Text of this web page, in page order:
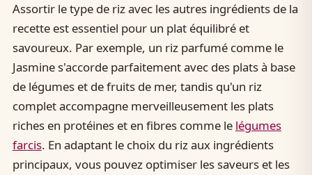
Assortir le type de riz avec les autres ingrédients de la
recette est essentiel pour un plat équilibré et
savoureux. Par exemple, un riz parfumé comme le
Jasmine s'accorde parfaitement avec des plats à base
de légumes et de fruits de mer, tandis qu'un riz
complet accompagne merveilleusement les plats
riches en protéines et en fibres comme le légumes
farcis. En adaptant le choix du riz aux ingrédients
principaux, vous pouvez optimiser les saveurs et les